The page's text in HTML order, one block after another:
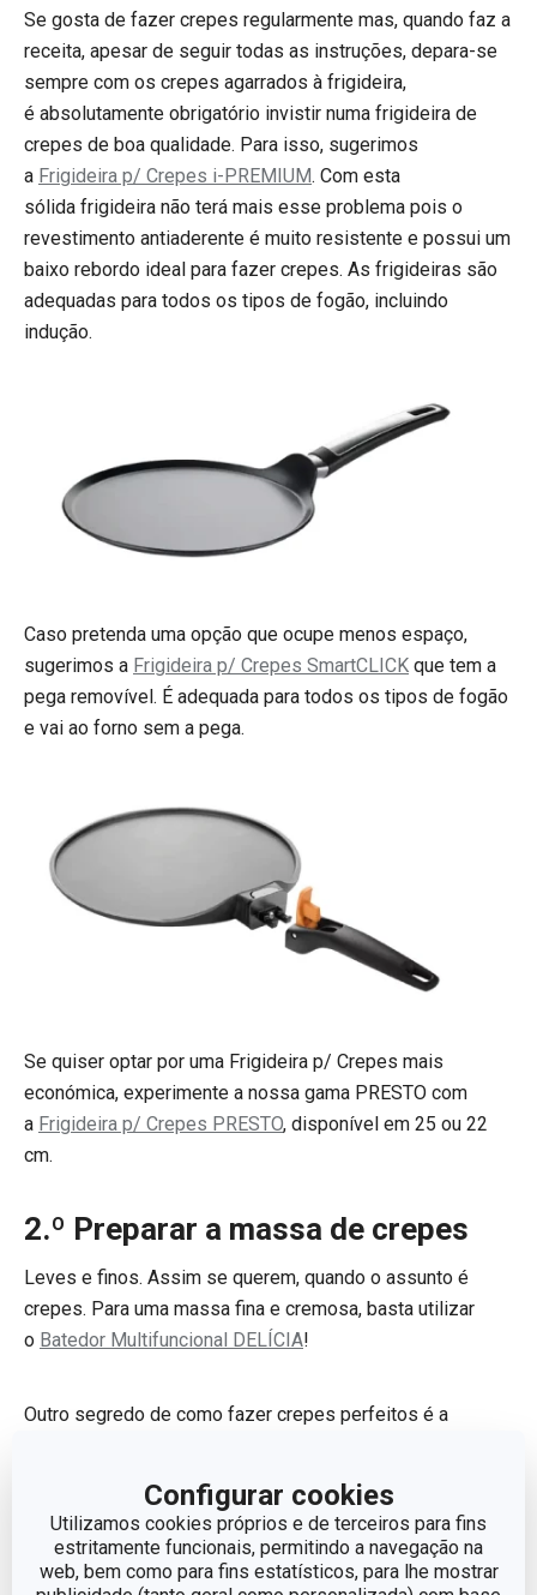
Configurar cookies
Utilizamos cookies próprios e de terceiros para fins
estritamente funcionais, permitindo a navegação na
web, bem como para fins estatísticos, para lhe mostrar
Se gosta de fazer crepes regularmente mas, quando faz a
receita, apesar de seguir todas as instruções, depara-se
sempre com os crepes agarrados à frigideira,
é absolutamente obrigatório invistir numa frigideira de
crepes de boa qualidade. Para isso, sugerimos
a Frigideira p/ Crepes i-PREMIUM. Com esta
sólida frigideira não terá mais esse problema pois o
revestimento antiaderente é muito resistente e possui um
baixo rebordo ideal para fazer crepes. As frigideiras são
adequadas para todos os tipos de fogão, incluindo
indução.
Caso pretenda uma opção que ocupe menos espaço,
sugerimos a Frigideira p/ Crepes SmartCLICK que tem a
pega removível. É adequada para todos os tipos de fogão
e vai ao forno sem a pega.
Se quiser optar por uma Frigideira p/ Crepes mais
económica, experimente a nossa gama PRESTO com
a Frigideira p/ Crepes PRESTO, disponível em 25 ou 22
cm.
2.º Preparar a massa de crepes
Leves e finos. Assim se querem, quando o assunto é
crepes. Para uma massa fina e cremosa, basta utilizar
o Batedor Multifuncional DELÍCIA!
Outro segredo de como fazer crepes perfeitos é a
colocar a porção ideal de massa na frigideira. Este
utensílio pode ser utilizado também para fazer panquecas
ou queques.